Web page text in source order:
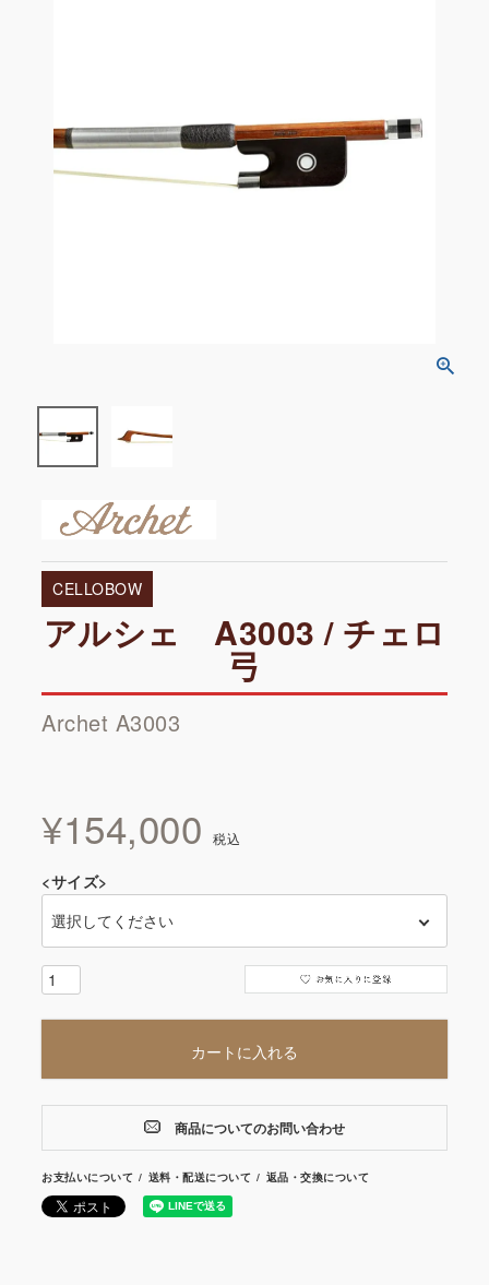
CELLOBOW
アルシェ A3003 / チェロ
弓
Archet A3003
¥154,000 税込
<サイズ>
カートに入れる
商品についてのお問い合わせ
お支払いについて 送料・配送について 返品・交換について